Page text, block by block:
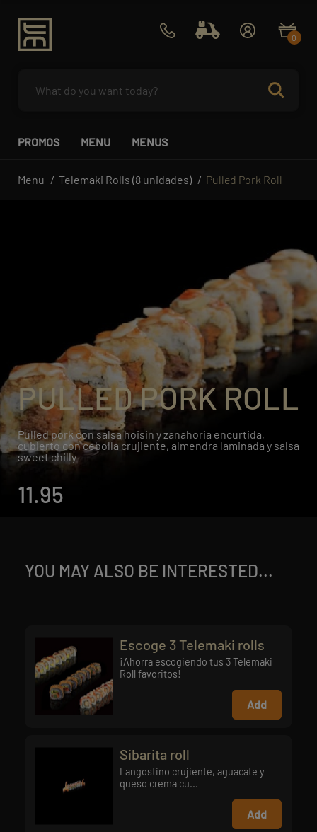
0
PROMOS MENU MENUS
Menu Telemaki Rolls (8 unidades) Pulled Pork Roll
PULLED PORK ROLL
Pulled pork con salsa hoisin y zanahoria encurtida,
cubierto con cebolla crujiente, almendra laminada y salsa
sweet chilly
11.95
YOU MAY ALSO BE INTERESTED...
Escoge 3 Telemaki rolls
¡Ahorra escogiendo tus 3 Telemaki
Roll favoritos!
Add
Sibarita roll
Langostino crujiente, aguacate y
queso crema cu...
Add